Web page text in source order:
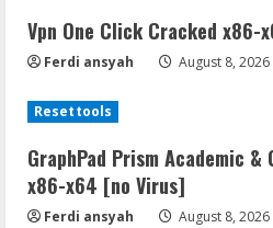
Vpn One Click Cracked x86-
Ferdi ansyah August 8, 2026
Resettools
GraphPad Prism Academic
x86-x64 [no Virus]
Ferdi ansyah August 8, 2026